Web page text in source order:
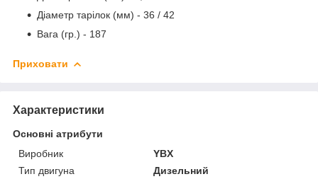
Діаметр тарілок (мм) - 36 / 42
Вага (гр.) - 187
Приховати
Характеристики
Основні атрибути
Виробник
YBX
Тип двигуна
Дизельний